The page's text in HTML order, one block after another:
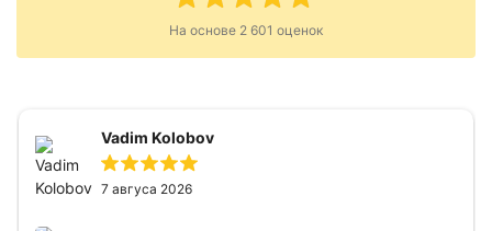
На основе 2 601 оценок
Vadim Kolobov
7 авгуса 2026